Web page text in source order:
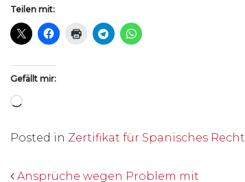
Teilen mit:
Gefällt mir:
Wird geladen …
Posted in Zertifikat für Spanisches Recht
Ansprüche wegen Problem mit